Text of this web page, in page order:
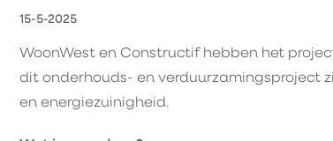
15-5-2025
WoonWest en Constructif hebben het
dit onderhouds- en verduurzamingsproject
en energiezuinigheid.